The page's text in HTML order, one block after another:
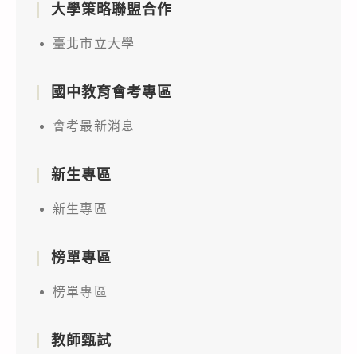
大學策略聯盟合作
臺北市立大學
國中教育會考專區
會考最新消息
新生專區
新生專區
榜單專區
榜單專區
教師甄試